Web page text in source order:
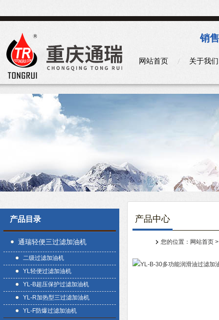
销
网站首页 关于我们
产品目录
通瑞轻便三过滤加油机
二级过滤加油机
YL轻便过滤加油机
YL-B超压保护过滤加油机
YL-R加热型三过滤加油机
YL-F防爆过滤加油机
产品中心
您的位置： 网站首页